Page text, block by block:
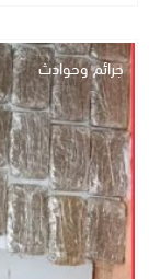
جرائم وحوادث